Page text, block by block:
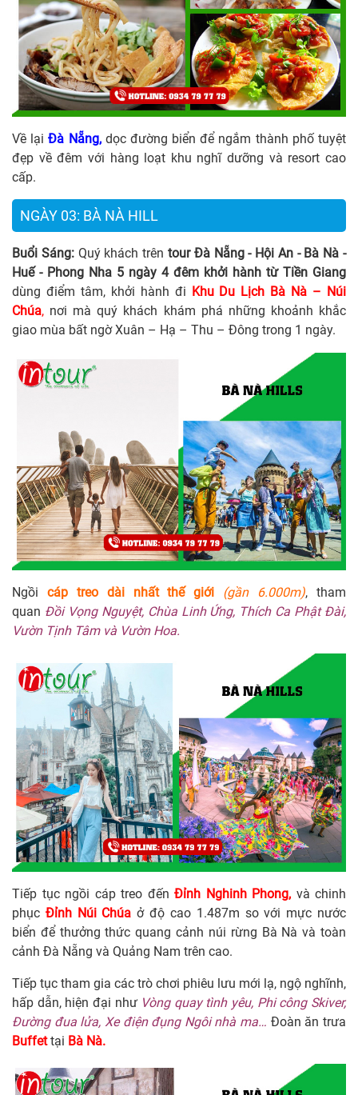
Về lạiĐà Nẵng, dọc đường biển để ngắm thành phố tuyệt
đẹp về đêm với hàng loạt khu nghĩ dưỡng và resort cao
cấp.
NGÀY 03: BÀ NÀ HILL
Buổi Sáng: Quý khách trên tour Đà Nẵng - Hội An - Bà Nà -
Huế - Phong Nha 5 ngày 4 đêm khởi hành từ Tiền Giang
dùng điểm tâm, khởi hành đi Khu Du Lịch Bà Nà – Núi
Chúa, nơi mà quý khách khám phá những khoảnh khắc
giao mùa bất ngờ Xuân – Hạ – Thu – Đông trong 1 ngày.
Ngồi cáp treo dài nhất thế giới (gần 6.000m), tham
quan Đồi Vọng Nguyệt, Chùa Linh Ứng, Thích Ca Phật Đài,
Vườn Tịnh Tâm và Vườn Hoa.
Tiếp tục ngồi cáp treo đến Đỉnh Nghinh Phong, và chinh
phục Đỉnh Núi Chúa ở độ cao 1.487m so với mực nước
biển để thưởng thức quang cảnh núi rừng Bà Nà và toàn
cảnh Đà Nẵng và Quảng Nam trên cao.
Tiếp tục tham gia các trò chơi phiêu lưu mới lạ, ngộ nghĩnh,
hấp dẫn, hiện đại như Vòng quay tình yêu, Phi công Skiver,
Đường đua lửa, Xe điện đụng Ngôi nhà ma… Đoàn ăn trưa
Buffet tại Bà Nà.